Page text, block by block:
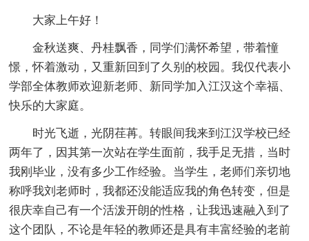
大家上午好！
金秋送爽、丹桂飘香，同学们满怀希望，带着憧
憬，怀着激动，又重新回到了久别的校园。我仅代表小
学部全体教师欢迎新老师、新同学加入江汉这个幸福、
快乐的大家庭。
时光飞逝，光阴荏苒。转眼间我来到江汉学校已经
两年了，因其第一次站在学生面前，我手足无措，当时
我刚毕业，没有多少工作经验。当学生，老师们亲切地
称呼我刘老师时，我都还没能适应我的角色转变，但是
很庆幸自己有一个活泼开朗的性格，让我迅速融入到了
这个团队，不论是年轻的教师还是具有丰富经验的老前